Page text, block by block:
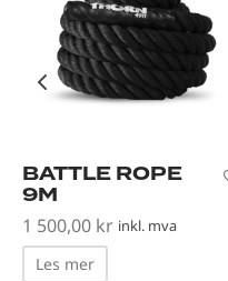
BATTLE ROPE
9M
1 500,00 kr inkl. mva
Les mer